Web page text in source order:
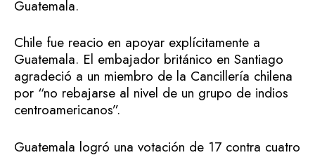
Guatemala.
Chile fue reacio en apoyar explícitamente a
Guatemala. El embajador británico en Santiago
agradeció a un miembro de la Cancillería chilena
por “no rebajarse al nivel de un grupo de indios
centroamericanos”.
Guatemala logró una votación de 17 contra cuatro